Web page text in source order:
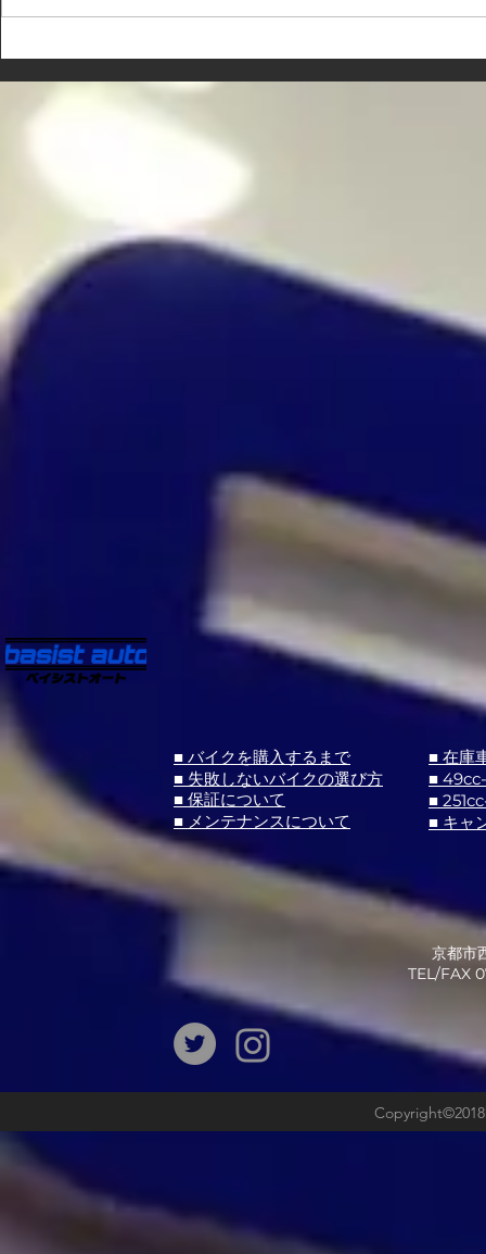
■ バイクを購入するまで
■ 失敗しないバイクの選び方
■ 保証について
■ メンテナンスについて
■ 在庫
■
■
■ キャ
京都市
​TEL/FAX